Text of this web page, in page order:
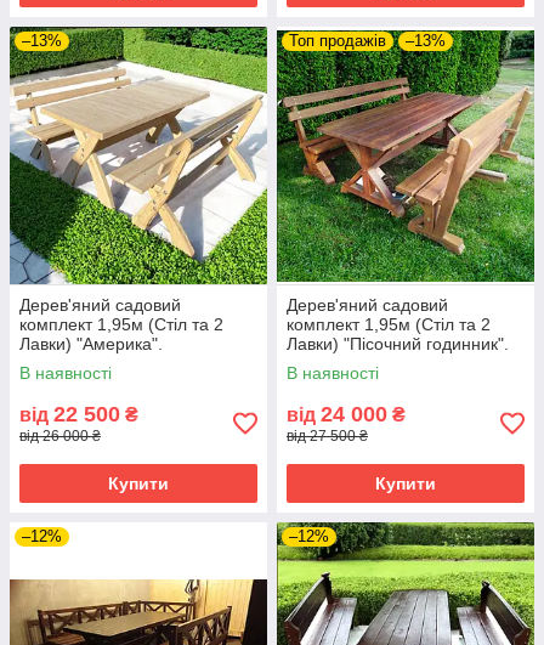
–13%
Дерев'яний садовий
комплект 1,95м (Стіл та 2
Лавки) "Америка".
В наявності
від 22 500 ₴
від 26 000 ₴
Купити
Топ продажів –13%
Дерев'яний садовий
комплект 1,95м (Стіл та 2
Лавки) "Пісочний годинник".
Колір: Горіх
В наявності
від 24 000 ₴
від 27 500 ₴
Купити
–12% –12%